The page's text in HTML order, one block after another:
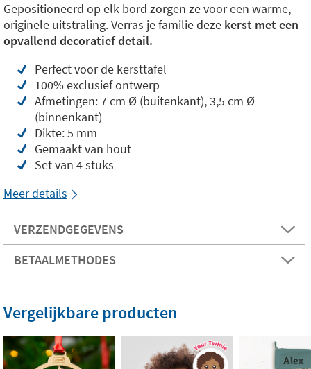
Gepositioneerd op elk bord zorgen ze voor een warme,
originele uitstraling. Verras je familie deze kerst met een
opvallend decoratief detail.
Perfect voor de kersttafel
100% exclusief ontwerp
Afmetingen: 7 cm Ø (buitenkant), 3,5 cm Ø
(binnenkant)
Dikte: 5 mm
Gemaakt van hout
Set van 4 stuks
Meer details
VERZENDGEGEVENS
BETAALMETHODES
Vergelijkbare producten